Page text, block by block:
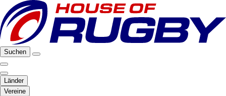
Suchen
Länder
Vereine